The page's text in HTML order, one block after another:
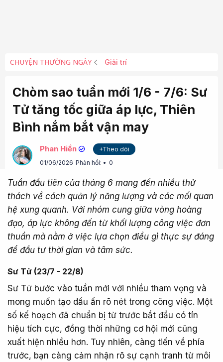
CHUYỆN THƯỜNG NGÀY Giải trí
Chòm sao tuần mới 1/6 - 7/6: Sư
Tử tăng tốc giữa áp lực, Thiên
Bình nắm bắt vận may
Phan Hiền
+Theo dõi
01/06/2026 Phản hồi: 0
Tuần đầu tiên của tháng 6 mang đến nhiều thử
thách về cách quản lý năng lượng và các mối quan
hệ xung quanh. Với nhóm cung giữa vòng hoàng
đạo, áp lực không đến từ khối lượng công việc đơn
thuần mà nằm ở việc lựa chọn điều gì thực sự đáng
để đầu tư thời gian và tâm sức.
Sư Tử (23/7 - 22/8)​
Sư Tử bước vào tuần mới với nhiều tham vọng và
mong muốn tạo dấu ấn rõ nét trong công việc. Một
số kế hoạch đã chuẩn bị từ trước bắt đầu có tín
hiệu tích cực, đồng thời những cơ hội mới cũng
xuất hiện nhiều hơn. Tuy nhiên, càng tiến về phía
trước, bạn càng cảm nhận rõ sự cạnh tranh từ môi